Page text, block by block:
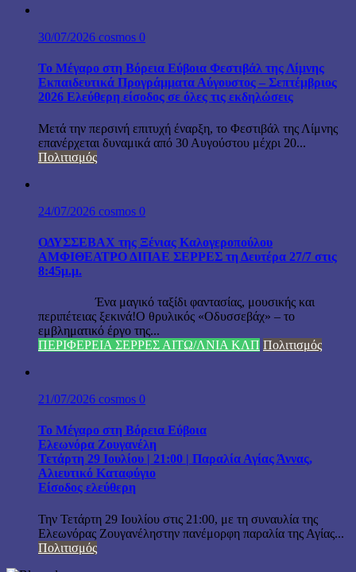
30/07/2026 cosmos 0
Το Μέγαρο στη Βόρεια Εύβοια Φεστιβάλ της Λίμνης
Εκπαιδευτικά Προγράμματα Αύγουστος – Σεπτέμβριος
2026 Ελεύθερη είσοδος σε όλες τις εκδηλώσεις
Μετά την περσινή επιτυχή έναρξη, το Φεστιβάλ της Λίμνης
επανέρχεται δυναμικά από 30 Αυγούστου μέχρι 20...
Πολιτισμός
24/07/2026 cosmos 0
ΟΔΥΣΣΕΒΑΧ της Ξένιας Καλογεροπούλου
ΑΜΦΙΘΕΑΤΡΟ ΔΙΠΑΕ ΣΕΡΡΕΣ τη Δευτέρα 27/7 στις
8:45μ.μ.
Ένα μαγικό ταξίδι φαντασίας, μουσικής και
περιπέτειας ξεκινά!Ο θρυλικός «Οδυσσεβάχ» – το
εμβληματικό έργο της...
ΠΕΡΙΦΕΡΕΙΑ ΣΕΡΡΕΣ ΑΙΤΩ/ΛΝΙΑ ΚΛΠ Πολιτισμός
21/07/2026 cosmos 0
Το Μέγαρο στη Βόρεια Εύβοια
Ελεωνόρα Ζουγανέλη
Τετάρτη 29 Ιουλίου | 21:00 | Παραλία Αγίας Άννας,
Αλιευτικό Καταφύγιο
Είσοδος ελεύθερη
Την Τετάρτη 29 Ιουλίου στις 21:00, με τη συναυλία της
Ελεωνόρας Ζουγανέληστην πανέμορφη παραλία της Αγίας...
Πολιτισμός